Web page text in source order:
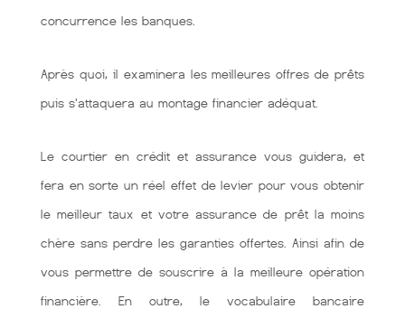
concurrence les banques.
Après quoi, il examinera les meilleures offres de prêts
puis s'attaquera au montage financier adéquat.
Le courtier en crédit et assurance vous guidera, et
fera en sorte un réel effet de levier pour vous obtenir
le meilleur taux et votre assurance de prêt la moins
chère sans perdre les garanties offertes. Ainsi afin de
vous permettre de souscrire à la meilleure opération
financière. En outre, le vocabulaire bancaire